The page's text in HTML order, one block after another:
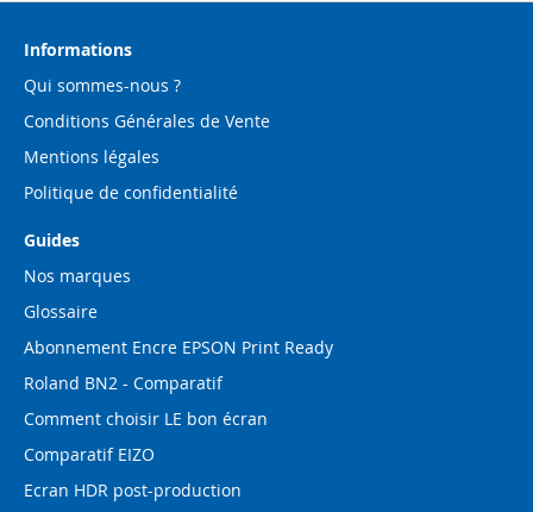
d’information
Informations
Qui sommes-nous ?
Conditions Générales de Vente
Mentions légales
Politique de confidentialité
Guides
Nos marques
Glossaire
Abonnement Encre EPSON Print Ready
Roland BN2 - Comparatif
Comment choisir LE bon écran
Comparatif EIZO
Ecran HDR post-production